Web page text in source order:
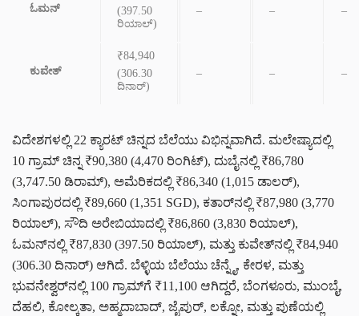
ಓಮನ್
(397.50
ರಿಯಾಲ್)
– – –
ಕುವೇತ್
₹84,940
(306.30
ದಿನಾರ್)
– – –
ವಿದೇಶಗಳಲ್ಲಿ 22 ಕ್ಯಾರಟ್ ಚಿನ್ನದ ಬೆಲೆಯು ವಿಭಿನ್ನವಾಗಿದೆ. ಮಲೇಷ್ಯಾದಲ್ಲಿ
10 ಗ್ರಾಮ್ ಚಿನ್ನ ₹90,380 (4,470 ರಿಂಗಿಟ್), ದುಬೈನಲ್ಲಿ ₹86,780
(3,747.50 ಡಿರಾಮ್), ಅಮೆರಿಕದಲ್ಲಿ ₹86,340 (1,015 ಡಾಲರ್),
ಸಿಂಗಾಪುರದಲ್ಲಿ ₹89,660 (1,351 SGD), ಕತಾರ್‌ನಲ್ಲಿ ₹87,980 (3,770
ರಿಯಾಲ್), ಸೌದಿ ಅರೇಬಿಯಾದಲ್ಲಿ ₹86,860 (3,830 ರಿಯಾಲ್),
ಓಮನ್‌ನಲ್ಲಿ ₹87,830 (397.50 ರಿಯಾಲ್), ಮತ್ತು ಕುವೇತ್‌ನಲ್ಲಿ ₹84,940
(306.30 ದಿನಾರ್) ಆಗಿದೆ. ಬೆಳ್ಳಿಯ ಬೆಲೆಯು ಚೆನ್ನೈ, ಕೇರಳ, ಮತ್ತು
ಭುವನೇಶ್ವರ್‌ನಲ್ಲಿ 100 ಗ್ರಾಮ್‌ಗೆ ₹11,100 ಆಗಿದ್ದರೆ, ಬೆಂಗಳೂರು, ಮುಂಬೈ,
ದೆಹಲಿ, ಕೋಲ್ಕತಾ, ಅಹ್ಮದಾಬಾದ್, ಜೈಪುರ್, ಲಕ್ನೋ, ಮತ್ತು ಪುಣೆಯಲ್ಲಿ